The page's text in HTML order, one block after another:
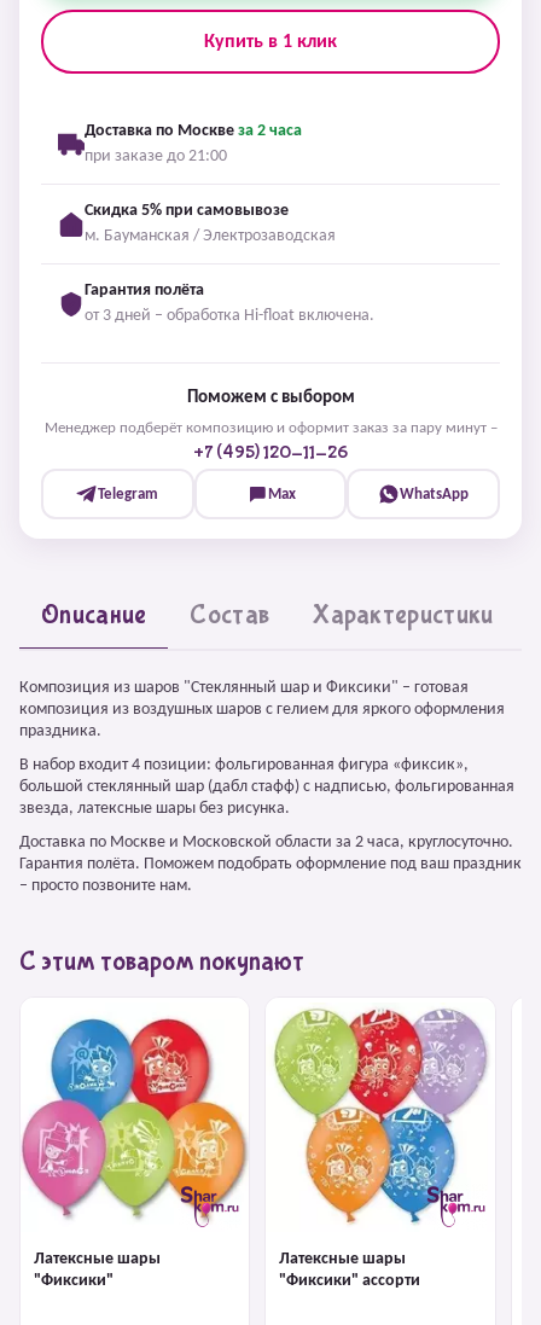
Купить в 1 клик
Доставка по Москве за 2 часа
при заказе до 21:00
Скидка 5% при самовывозе
м. Бауманская / Электрозаводская
Гарантия полёта
от 3 дней – обработка Hi-float включена.
Поможем с выбором
Менеджер подберёт композицию и оформит заказ за пару минут –
+7 (495) 120-11-26
Telegram Max WhatsApp
Описание Состав Характеристики
Композиция из шаров "Стеклянный шар и Фиксики" – готовая
композиция из воздушных шаров с гелием для яркого оформления
праздника.
В набор входит 4 позиции: фольгированная фигура «фиксик»,
большой стеклянный шар (дабл стафф) с надписью, фольгированная
звезда, латексные шары без рисунка.
Доставка по Москве и Московской области за 2 часа, круглосуточно.
Гарантия полёта. Поможем подобрать оформление под ваш праздник
– просто позвоните нам.
С этим товаром покупают
Латексные шары
"Фиксики"
Латексные шары
"Фиксики" ассорти